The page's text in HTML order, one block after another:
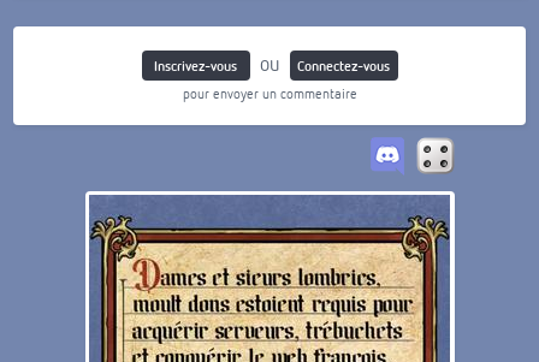
Inscrivez-vous ou
Connectez-vous
pour envoyer un commentaire